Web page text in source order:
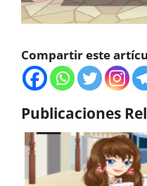
Compartir este
Publicaciones